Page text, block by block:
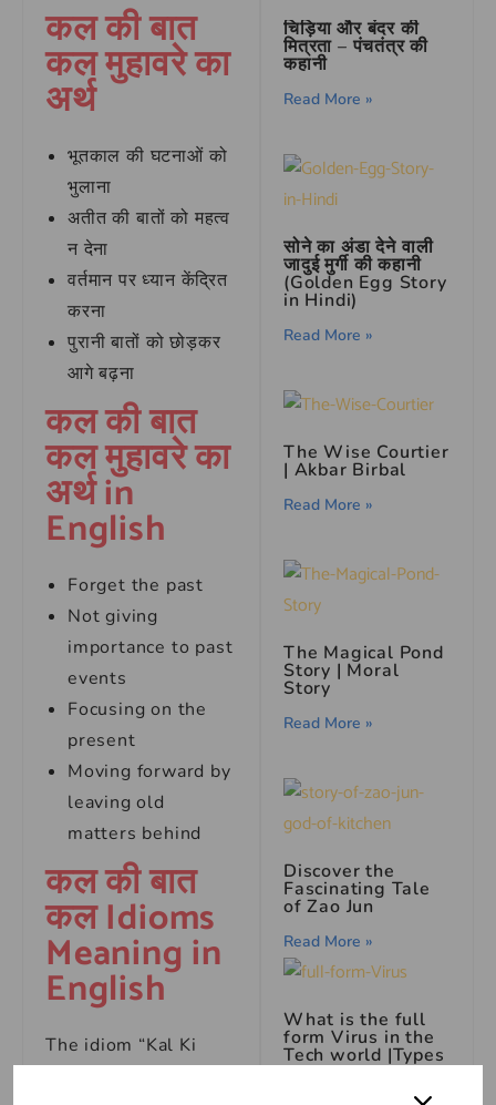
कल की बात
कल मुहावरे का
अर्थ
भूतकाल की घटनाओं को
भुलाना
अतीत की बातों को महत्व
न देना
वर्तमान पर ध्यान केंद्रित
करना
पुरानी बातों को छोड़कर
आगे बढ़ना
कल की बात
कल मुहावरे का
अर्थ in
English
Forget the past
Not giving
importance to past
events
Focusing on the
present
Moving forward by
leaving old
matters behind
कल की बात
कल Idioms
Meaning in
English
The idiom “Kal Ki
चिड़िया और बंदर की
मित्रता – पंचतंत्र की
कहानी
Read More »
सोने का अंडा देने वाली
जादुई मुर्गी की कहानी
(Golden Egg Story
in Hindi)
Read More »
The Wise Courtier
| Akbar Birbal
Read More »
The Magical Pond
Story | Moral
Story
Read More »
Discover the
Fascinating Tale
of Zao Jun
Read More »
What is the full
form Virus in the
Tech world |Types
of Viruses?